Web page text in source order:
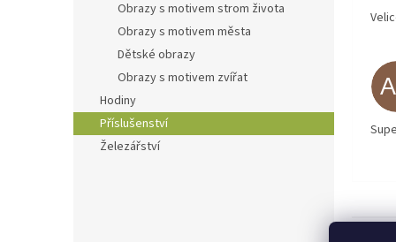
Obrazy s motivem strom života
Obrazy s motivem města
Dětské obrazy
Obrazy s motivem zvířat
Hodiny
Příslušenství
Železářství